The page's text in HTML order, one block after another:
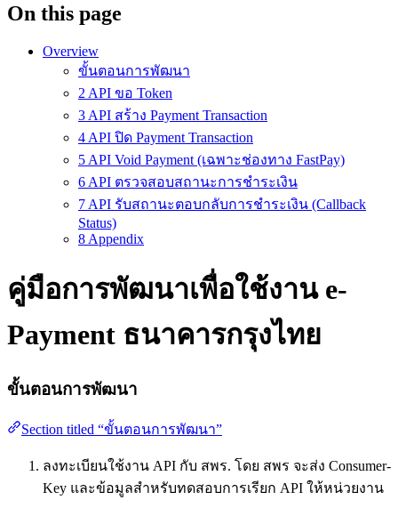
On this page
Overview
ขั้นตอนการพัฒนา
2 API ขอ Token
3 API สร้าง Payment Transaction
4 API ปิด Payment Transaction
5 API Void Payment (เฉพาะช่องทาง FastPay)
6 API ตรวจสอบสถานะการชำระเงิน
7 API รับสถานะตอบกลับการชำระเงิน (Callback
Status)
8 Appendix
คู่มือการพัฒนาเพื่อใช้งาน e-
Payment ธนาคารกรุงไทย
ขั้นตอนการพัฒนา
Section titled “ขั้นตอนการพัฒนา”
ลงทะเบียนใช้งาน API กับ สพร. โดย สพร จะส่ง Consumer-
Key และข้อมูลสำหรับทดสอบการเรียก API ให้หน่วยงาน